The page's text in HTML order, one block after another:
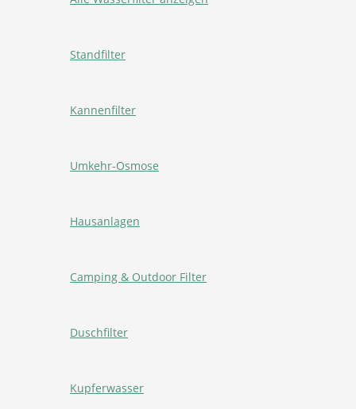
Standfilter
Kannenfilter
Umkehr-Osmose
Hausanlagen
Camping & Outdoor Filter
Duschfilter
Kupferwasser